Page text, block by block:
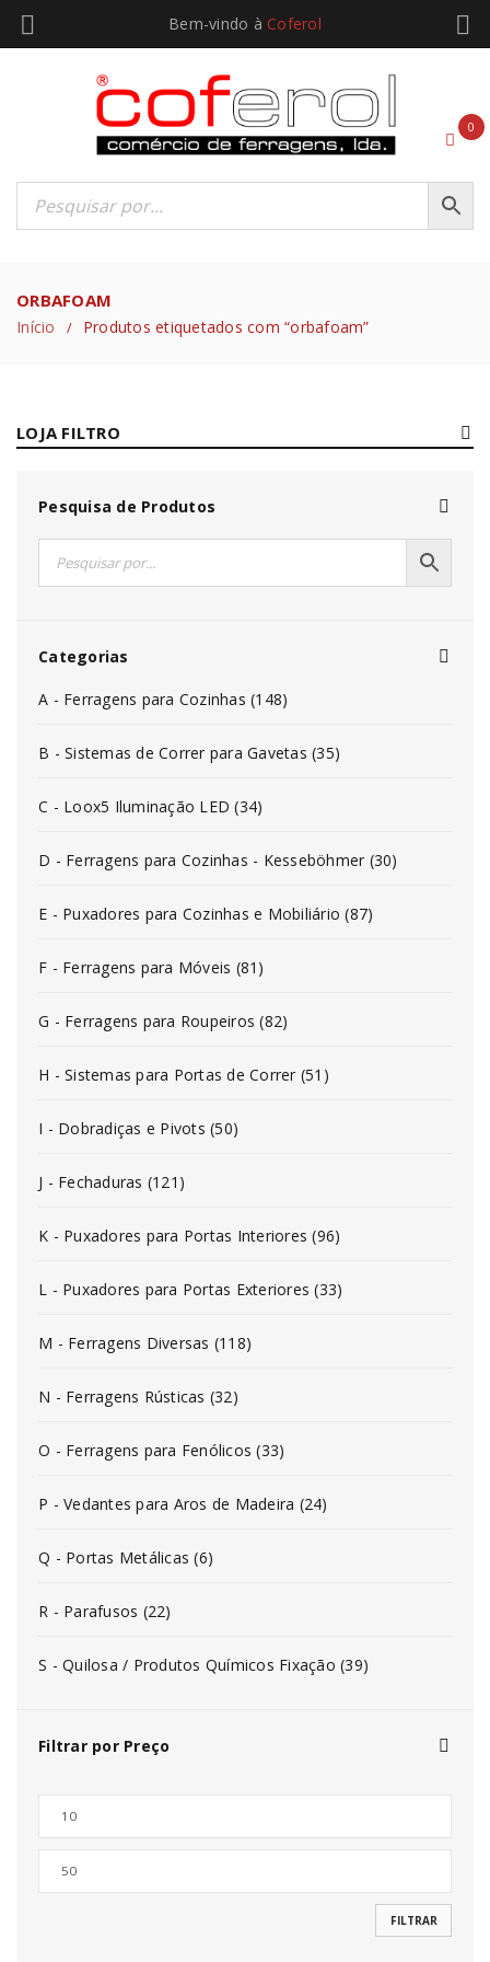
Bem-vindo à Coferol
0
ORBAFOAM
Início / Produtos etiquetados com “orbafoam”
LOJA FILTRO
Pesquisa de Produtos
Categorias
A - Ferragens para Cozinhas (148)
B - Sistemas de Correr para Gavetas (35)
C - Loox5 Iluminação LED (34)
D - Ferragens para Cozinhas - Kesseböhmer (30)
E - Puxadores para Cozinhas e Mobiliário (87)
F - Ferragens para Móveis (81)
G - Ferragens para Roupeiros (82)
H - Sistemas para Portas de Correr (51)
I - Dobradiças e Pivots (50)
J - Fechaduras (121)
K - Puxadores para Portas Interiores (96)
L - Puxadores para Portas Exteriores (33)
M - Ferragens Diversas (118)
N - Ferragens Rústicas (32)
O - Ferragens para Fenólicos (33)
P - Vedantes para Aros de Madeira (24)
Q - Portas Metálicas (6)
R - Parafusos (22)
S - Quilosa / Produtos Químicos Fixação (39)
Filtrar por Preço
FILTRAR